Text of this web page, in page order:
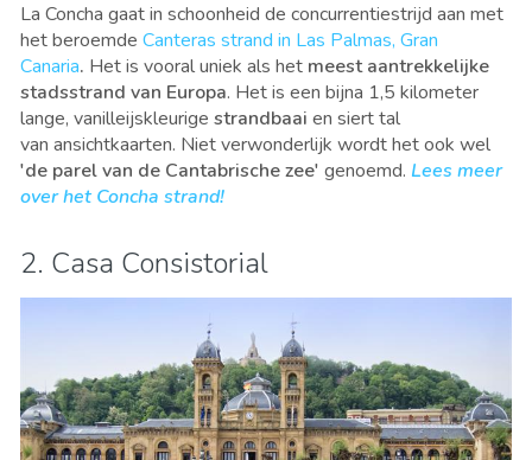
La Concha gaat in schoonheid de concurrentiestrijd aan met
het beroemde Canteras strand in Las Palmas, Gran
Canaria. Het is vooral uniek als het meest aantrekkelijke
stadsstrand van Europa. Het is een bijna 1,5 kilometer
lange, vanilleijskleurige strandbaai en siert tal
van ansichtkaarten. Niet verwonderlijk wordt het ook wel
'de parel van de Cantabrische zee' genoemd. Lees meer
over het Concha strand!
2. Casa Consistorial